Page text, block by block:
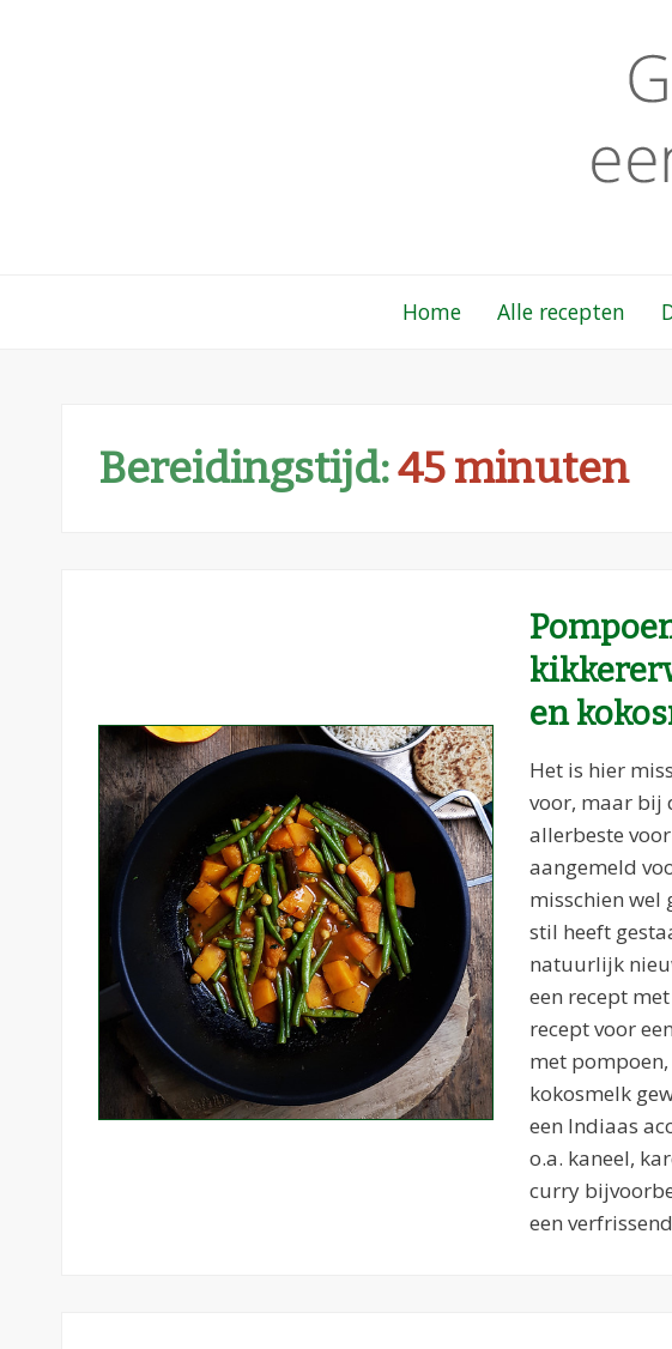
Home Alle recepten
Bereidingstijd:45 minuten
en
Het is hier
voor, maar bij
allerbeste
aangemeld
misschien wel
stil heeft
natuurlijk
een recept
recept voor
met
kokosmelk
een Indiaas
o.a. kaneel,
curry
een